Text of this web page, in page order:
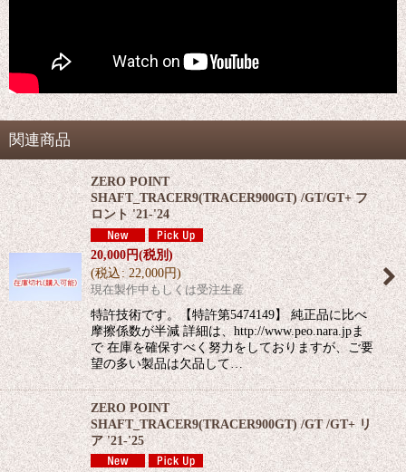
関連商品
ZERO POINT
SHAFT_TRACER9(TRACER900GT) /GT/GT+ フ
ロント '21-'24
20,000円(税別)
(税込: 22,000円)
現在製作中もしくは受注生産
特許技術です。【特許第5474149】 純正品に比べ
摩擦係数が半減 詳細は、http://www.peo.nara.jpま
で 在庫を確保すべく努力をしておりますが、ご要
望の多い製品は欠品して…
ZERO POINT
SHAFT_TRACER9(TRACER900GT) /GT /GT+ リ
ア '21-'25